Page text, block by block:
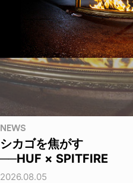
NEWS
シカゴを焦がす
──HUF × SPITFIRE
2026.08.05